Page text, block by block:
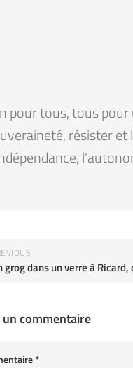
pour tous, tous
résister et
un commentaire
*